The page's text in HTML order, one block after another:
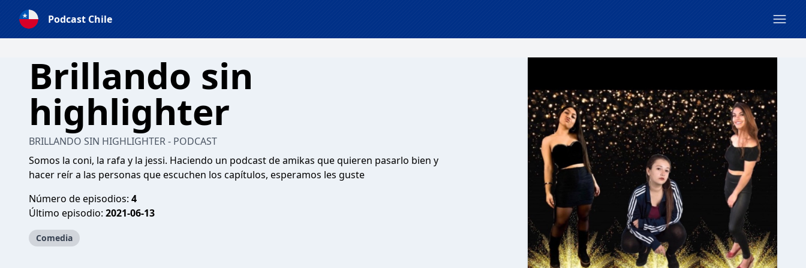
Podcast Chile
Brillando sin
highlighter
BRILLANDO SIN HIGHLIGHTER - PODCAST
Somos la coni, la rafa y la jessi. Haciendo un podcast de amikas que quieren pasarlo bien y
hacer reír a las personas que escuchen los capítulos, esperamos les guste
Número de episodios: 4
Último episodio: 2021-06-13
Comedia